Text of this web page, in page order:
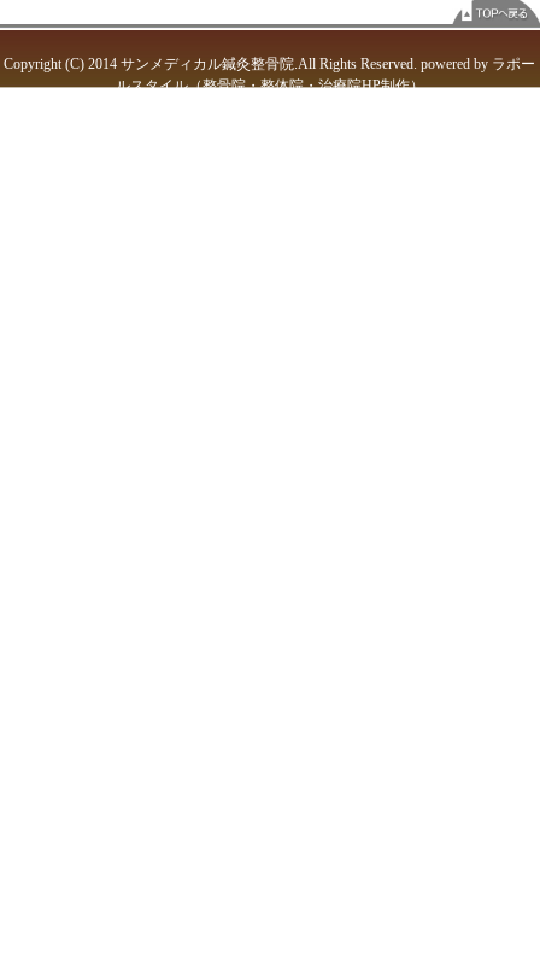
顔面神経麻痺の治療 ☎03-3555-7600 東京都中央区入船 サンメ
«ゴルフでの怪我/体のメンテナンス ☎03-3555-7600 東京都/中
骨院